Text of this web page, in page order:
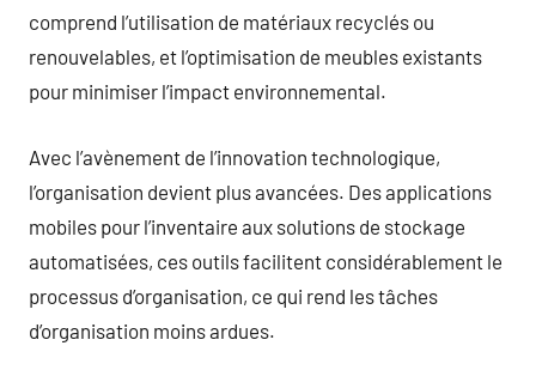
comprend l’utilisation de matériaux recyclés ou
renouvelables, et l’optimisation de meubles existants
pour minimiser l’impact environnemental.
Avec l’avènement de l’innovation technologique,
l’organisation devient plus avancées. Des applications
mobiles pour l’inventaire aux solutions de stockage
automatisées, ces outils facilitent considérablement le
processus d’organisation, ce qui rend les tâches
d’organisation moins ardues.